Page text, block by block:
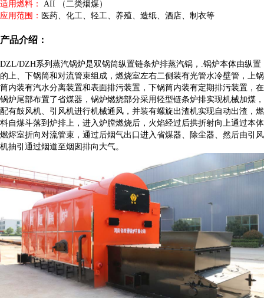
适用燃料：
AII （二类烟煤）
应用范围： 医药、化工、轻工、养殖、造纸、酒店、制衣等
产品介绍：
DZL/DZH系列蒸汽锅炉是双锅筒纵置链条炉排蒸汽锅，.锅炉本体由纵置
的上、下锅筒和对流管束组成，燃烧室左右二侧装有光管水冷壁管，上锅
筒内装有汽水分离装置和表面排污装置，下锅筒内装有定期排污装置，在
锅炉尾部布置了省煤器，锅炉燃烧部分采用轻型链条炉排实现机械加煤，
配有鼓风机、引风机进行机械通风，并装有螺旋出渣机实现自动出渣，燃
料自煤斗落到炉排上，进入炉膛燃烧后，火焰经过后拱折射向上通过本体
燃烬室折向对流管束，通过后烟气出口进入省煤器、除尘器、然后由引风
机抽引通过烟道至烟囱排向大气。